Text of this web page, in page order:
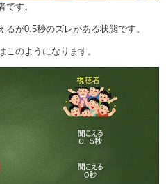
す。
が0.5秒のズレがある状態です。
のようになります。